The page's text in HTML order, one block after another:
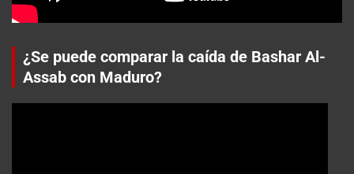
¿Se puede comparar la caída de Bashar Al-
Assab con Maduro?